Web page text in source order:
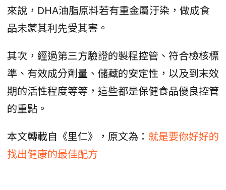
來說，DHA油脂原料若有重金屬汙染，做成食
品未蒙其利先受其害。
其次，經過第三方驗證的製程控管、符合檢核標
準、有效成分劑量、儲藏的安定性，以及到末效
期的活性程度等等，這些都是保健食品優良控管
的重點。
本文轉載自《里仁》，原文為： 就是要你好好的
找出健康的最佳配方